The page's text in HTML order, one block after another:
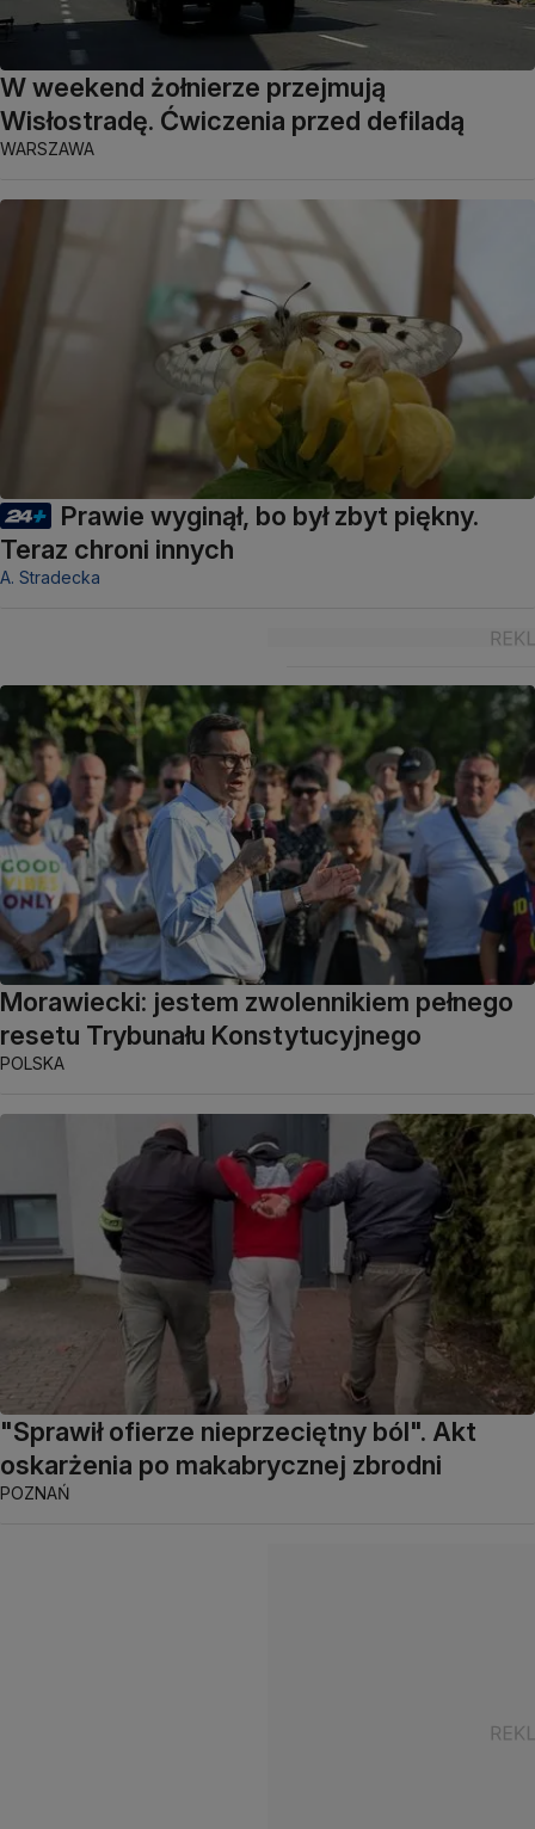
W weekend żołnierze przejmują
Wisłostradę. Ćwiczenia przed defiladą
WARSZAWA
Prawie wyginął, bo był zbyt piękny.
Teraz chroni innych
A. Stradecka
Morawiecki: jestem zwolennikiem pełnego
resetu Trybunału Konstytucyjnego
POLSKA
"Sprawił ofierze nieprzeciętny ból". Akt
oskarżenia po makabrycznej zbrodni
POZNAŃ